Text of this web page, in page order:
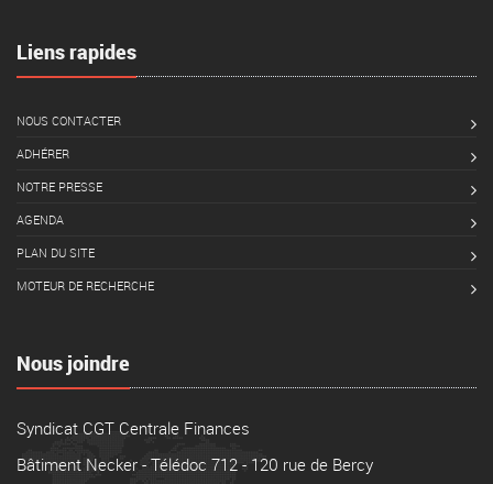
Liens rapides
NOUS CONTACTER
ADHÉRER
NOTRE PRESSE
AGENDA
PLAN DU SITE
MOTEUR DE RECHERCHE
Nous joindre
Syndicat CGT Centrale Finances
Bâtiment Necker - Télédoc 712 - 120 rue de Bercy